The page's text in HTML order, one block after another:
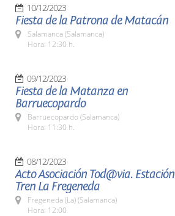
10/12/2023
Fiesta de la Patrona de Matacán
Salamanca (Salamanca)
Hora: 12:30 h.
09/12/2023
Fiesta de la Matanza en
Barruecopardo
Barruecopardo (Salamanca)
Hora: 11:30 h.
08/12/2023
Acto Asociación Tod@via. Estación
Tren La Fregeneda
Fregeneda (La) (Salamanca)
Hora: 12:00